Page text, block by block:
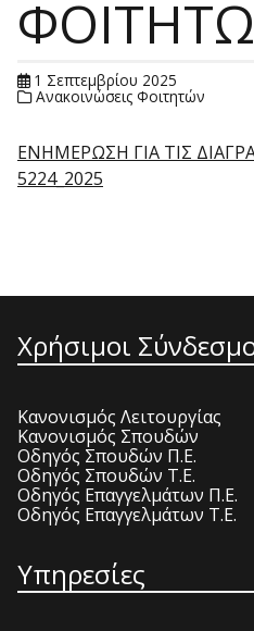
1 Σεπτεμβρίου 2025
Ανακοινώσεις Φοιτητών
ΕΝΗΜΕΡΩΣΗ ΓΙΑ ΤΙΣ
5224_2025
Χρήσιμοι
Κανονισμός Λειτουργίας
Κανονισμός Σπουδών
Οδηγός Σπουδών Π.Ε.
Οδηγός Σπουδών Τ.Ε.
Οδηγός Επαγγελμάτων Π.Ε.
Οδηγός Επαγγελμάτων Τ.Ε.
Υπηρεσίες